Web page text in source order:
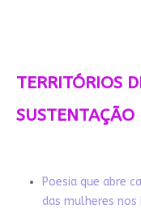
TERRITÓRIOS
Poesia que abre
das mulheres